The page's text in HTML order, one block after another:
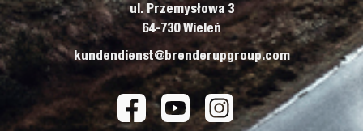
ul. Przemysłowa 3
64-730 Wieleń
kundendienst@brenderupgroup.com